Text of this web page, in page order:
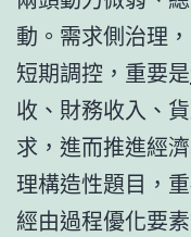
動。需求側治理
短期調控，重要是
收、財務收入、
求，進而推進經
理構造性題目，
經由過程優化要